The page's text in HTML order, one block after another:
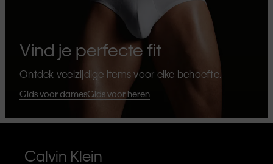
Vind je perfecte fit
Ontdek veelzijdige items voor elke behoefte.
Gids voor damesGids voor heren
Calvin Klein